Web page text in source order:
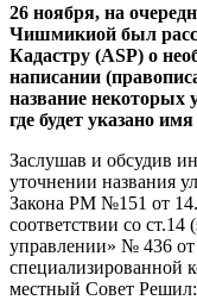
26 ноября, на
Чишмикиой был
Кадастру (ASP) о
написании
название
где будет указано
Заслушав и обсудив
уточнении названия
Закона РМ №151 от
соответствии со
управлении» № 436 от
специализированной
местный Совет Решил: